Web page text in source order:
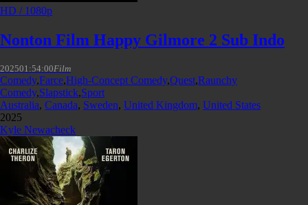
HD / 1080p
Nonton Film Happy Gilmore 2 Sub Indo
202501:54:00Film
Comedy,Farce,High-Concept Comedy,Quest,Raunchy
Comedy,Slapstick,Sport
Australia, Canada, Sweden, United Kingdom, United States
2025
Kyle Newacheck